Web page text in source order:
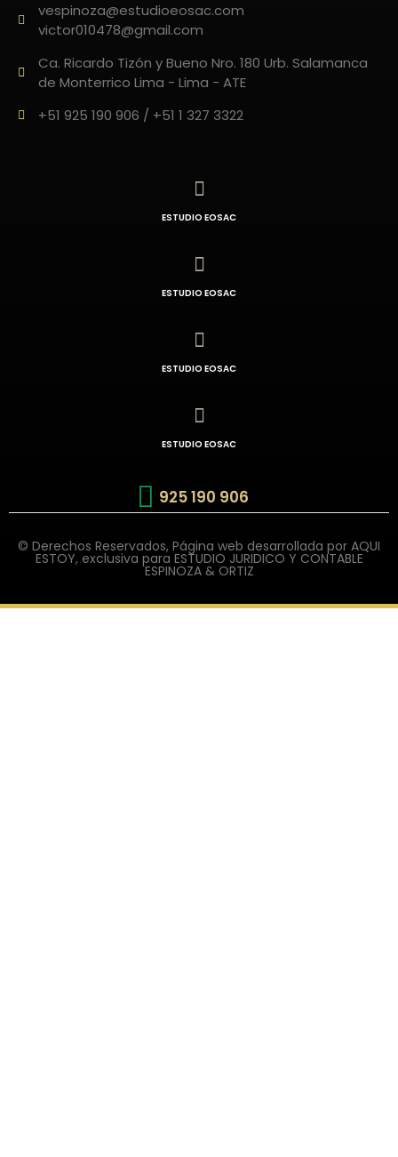
vespinoza@estudioeosac.com
victor010478@gmail.com
Ca. Ricardo Tizón y Bueno Nro. 180 Urb. Salamanca
de Monterrico Lima - Lima - ATE
+51 925 190 906 / +51 1 327 3322
ESTUDIO EOSAC
ESTUDIO EOSAC
ESTUDIO EOSAC
ESTUDIO EOSAC
925 190 906
© Derechos Reservados, Página web desarrollada por AQUI
ESTOY, exclusiva para ESTUDIO JURIDICO Y CONTABLE
ESPINOZA & ORTIZ